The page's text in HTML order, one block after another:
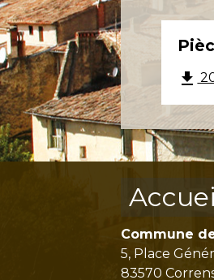
file_download
Commune
5, Place
83570